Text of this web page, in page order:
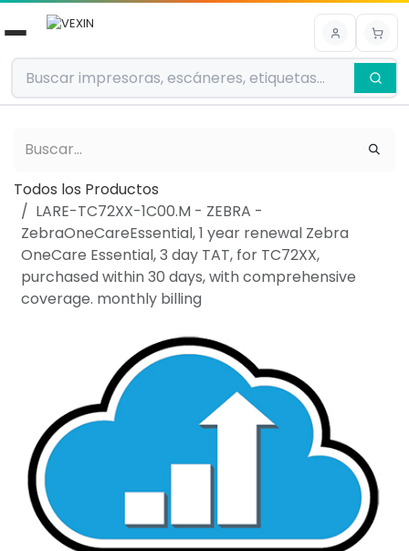
Ir al contenido
Todos los Productos
LARE-TC72XX-1C00.M - ZEBRA -
ZebraOneCareEssential, 1 year renewal Zebra
OneCare Essential, 3 day TAT, for TC72XX,
purchased within 30 days, with comprehensive
coverage. monthly billing